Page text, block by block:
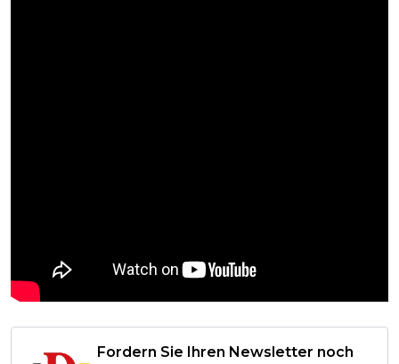
Fordern Sie Ihren Newsletter noch